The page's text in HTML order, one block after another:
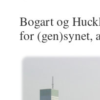
Bogart og
for (gen)synet,